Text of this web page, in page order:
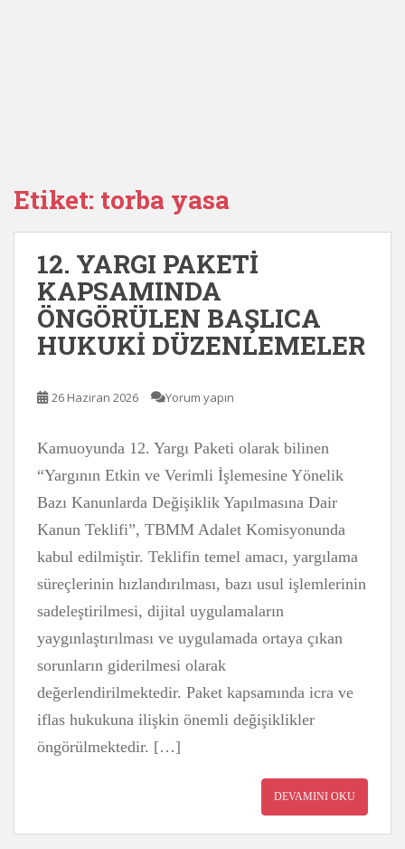
Etiket: torba yasa
12. YARGI PAKETİ
KAPSAMINDA
ÖNGÖRÜLEN BAŞLICA
HUKUKİ DÜZENLEMELER
26 Haziran 2026 Yorum yapın
Kamuoyunda 12. Yargı Paketi olarak bilinen
“Yargının Etkin ve Verimli İşlemesine Yönelik
Bazı Kanunlarda Değişiklik Yapılmasına Dair
Kanun Teklifi”, TBMM Adalet Komisyonunda
kabul edilmiştir. Teklifin temel amacı, yargılama
süreçlerinin hızlandırılması, bazı usul işlemlerinin
sadeleştirilmesi, dijital uygulamaların
yaygınlaştırılması ve uygulamada ortaya çıkan
sorunların giderilmesi olarak
değerlendirilmektedir. Paket kapsamında icra ve
iflas hukukuna ilişkin önemli değişiklikler
öngörülmektedir. […]
DEVAMINI OKU